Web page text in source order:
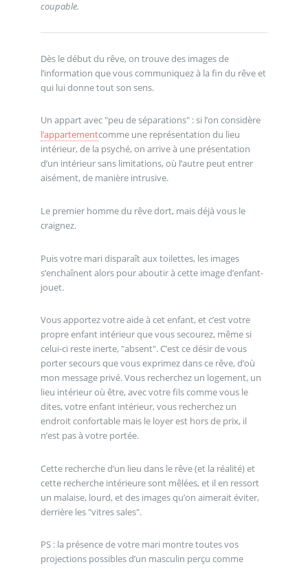
coupable.
Dès le début du rêve, on trouve des images de
l’information que vous communiquez à la fin du rêve et
qui lui donne tout son sens.
Un appart avec "peu de séparations" : si l’on considère
l’appartementcomme une représentation du lieu
intérieur, de la psyché, on arrive à une présentation
d’un intérieur sans limitations, où l’autre peut entrer
aisément, de manière intrusive.
Le premier homme du rêve dort, mais déjà vous le
craignez.
Puis votre mari disparaît aux toilettes, les images
s’enchaînent alors pour aboutir à cette image d’enfant-
jouet.
Vous apportez votre aide à cet enfant, et c’est votre
propre enfant intérieur que vous secourez, même si
celui-ci reste inerte, "absent". C’est ce désir de vous
porter secours que vous exprimez dans ce rêve, d’où
mon message privé. Vous recherchez un logement, un
lieu intérieur où être, avec votre fils comme vous le
dites, votre enfant intérieur, vous recherchez un
endroit confortable mais le loyer est hors de prix, il
n’est pas à votre portée.
Cette recherche d’un lieu dans le rêve (et la réalité) et
cette recherche intérieure sont mêlées, et il en ressort
un malaise, lourd, et des images qu’on aimerait éviter,
derrière les "vitres sales".
PS : la présence de votre mari montre toutes vos
projections possibles d’un masculin perçu comme